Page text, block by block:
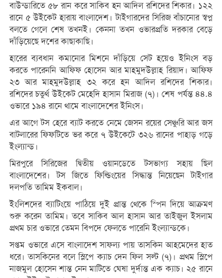
বাউন্ডারিতে ৫৮ রান করে সাকিব হন আদিল রশিদের শিকার। ১২২
রানে ৫ উইকেট হারায় বাংলাদেশ। টাইগারদের সিরিজ বাঁচানোর স্বপ্ন
বলতে গেলে শেষ তখনই। কেননা তখন ওভারপ্রতি দরকার বেড়ে
দাঁড়িয়েছে দশের কাছাকাছি।
হারের ব্যবধান কমানোর মিশনে দাঁড়িয়ে সেট হয়েও ইনিংস বড়
করতে পারেননি আফিফ হোসেন আর মাহমুদউল্লাহ রিয়াদ। আফিফ
২৩ আর মাহমুদউল্লাহ ৩২ করে হন আদিল রশিদের শিকার।
রশিদের চতুর্থ উইকেট মেহেদি হাসান মিরাজ (৭)। শেষ পর্যন্ত ৪৪.৪
ওভারে ১৯৪ রানে থামে বাংলাদেশের ইনিংস।
এর আগে টস হেরে ব্যাট করতে নেমে জেসন রয়ের সেঞ্চুরি আর জস
বাটলারের ফিফটিতে ভর করে ৭ উইকেটে ৩২৬ রানের পাহাড় গড়ে
ইংল্যান্ড।
মিরপুরে সিরিজের দ্বিতীয় ওয়ানডেতে টসভাগ্য সহায় ছিল
বাংলাদেশের। টস জিতে ফিল্ডিংয়ের সিদ্ধান্ত নিয়েছেন টাইগার
দলপতি তামিম ইকবাল।
ইংলিশদের ব্যাটিংয়ে পাঠিয়ে দুই প্রান্ত থেকে স্পিন দিয়ে আক্রমণ
শুরু করেন তামিম। তবে সাকিব আল হাসান আর তাইজুল ইসলাম
প্রথম চার ওভারে তেমন বিপদে ফেলতে পারেনি ইংল্যান্ডকে।
সপ্তম ওভারে এসে বাংলাদেশ সাফল্য পায় তাসকিন আহমেদের হাত
ধরে। তাসকিনের বলে স্লিপে ক্যাচ দেন ফিল সল্ট (৭)। প্রথম স্লিপে
নাজমুল হোসেন শান্ত নেন মাটিতে ঘেষা দুর্দান্ত এক ক্যাচ। ২৫ রানে